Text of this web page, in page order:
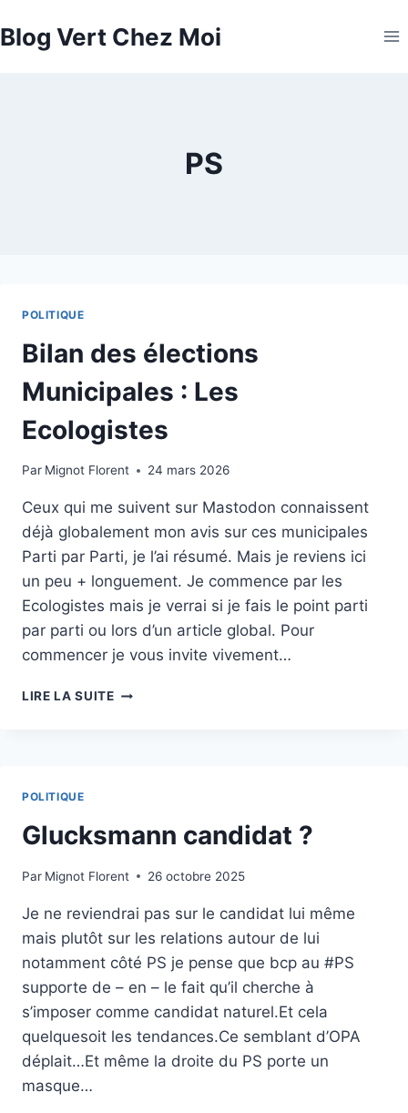
au
Blog Vert Chez Moi
PS
POLITIQUE
Bilan des élections
Municipales : Les
Ecologistes
Par Mignot Florent 24 mars 2026
Ceux qui me suivent sur Mastodon connaissent
déjà globalement mon avis sur ces municipales
Parti par Parti, je l’ai résumé. Mais je reviens ici
un peu + longuement. Je commence par les
Ecologistes mais je verrai si je fais le point parti
par parti ou lors d’un article global. Pour
commencer je vous invite vivement…
LIRE LA SUITEBILAN
POLITIQUE
Glucksmann candidat ?
Par Mignot Florent 26 octobre 2025
Je ne reviendrai pas sur le candidat lui même
mais plutôt sur les relations autour de lui
notamment côté PS je pense que bcp au #PS
supporte de – en – le fait qu’il cherche à
s’imposer comme candidat naturel.Et cela
quelquesoit les tendances.Ce semblant d’OPA
déplait…Et même la droite du PS porte un
masque…